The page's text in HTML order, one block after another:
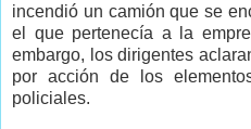
incendió un camión que se
el que pertenecía a la
embargo, los dirigentes
por acción de los
policiales.